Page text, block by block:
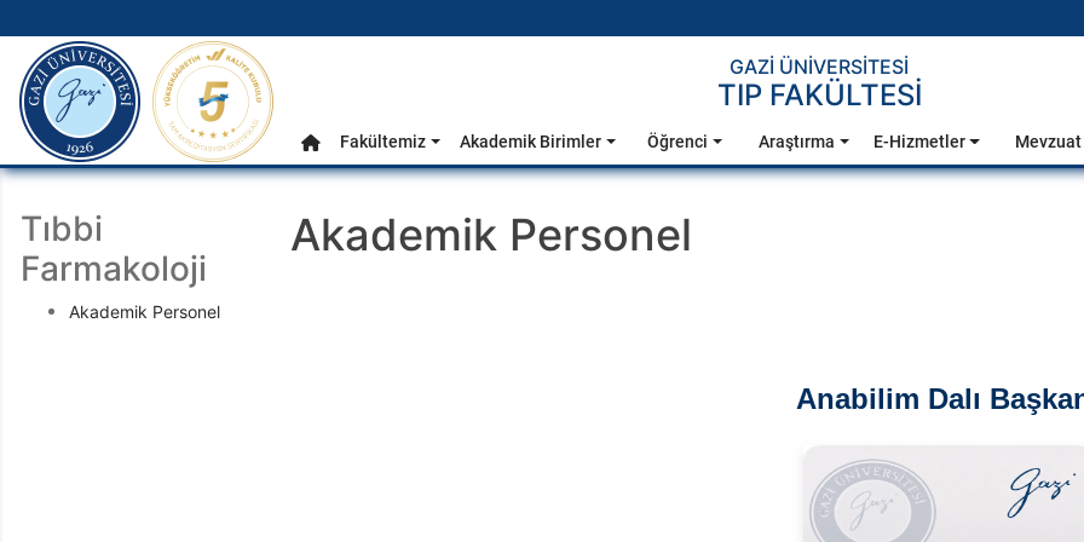
Ana Menü
gazi.edu.tr
GAZİ ÜNİVERSİTESİ
TIP FAKÜLTESİ
Anasayfa
Fakültemiz Akademik Birimler Öğrenci Araştırma E-Hizmetler Mevzuat
Tıbbi
Farmakoloji
Akademik Personel
Akademik Personel
Anabilim Dalı